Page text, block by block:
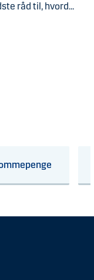
råd til, hvord...